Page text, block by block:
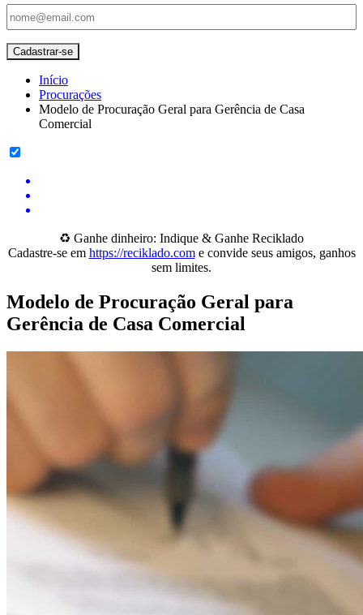
Início
Procurações
Modelo de Procuração Geral para Gerência de Casa
Comercial
♻️ Ganhe dinheiro: Indique & Ganhe Reciklado
Cadastre-se em https://reciklado.come convide seus amigos, ganhos
sem limites.
Modelo de Procuração Geral para
Gerência de Casa Comercial